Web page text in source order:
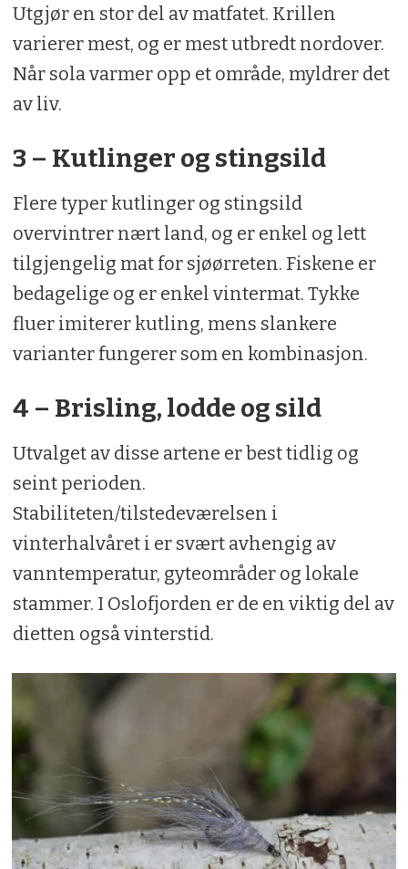
Utgjør en stor del av matfatet. Krillen
varierer mest, og er mest utbredt nordover.
Når sola varmer opp et område, myldrer det
av liv.
3 – Kutlinger og stingsild
Flere typer kutlinger og stingsild
overvintrer nært land, og er enkel og lett
tilgjengelig mat for sjøørreten. Fiskene er
bedagelige og er enkel vintermat. Tykke
fluer imiterer kutling, mens slankere
varianter fungerer som en kombinasjon.
4 – Brisling, lodde og sild
Utvalget av disse artene er best tidlig og
seint perioden.
Stabiliteten/tilstedeværelsen i
vinterhalvåret i er svært avhengig av
vanntemperatur, gyteområder og lokale
stammer. I Oslofjorden er de en viktig del av
dietten også vinterstid.